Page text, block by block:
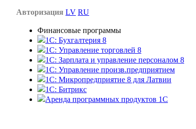
Авторизация LV RU
Финансовые программы
1С: Бухгалтерия 8
1C: Управление торговлей 8
1C: Зарплата и управление персоналом 8
1C: Управление произв.предприятием
1С: Микропредприятие 8 для Латвии
1C: Битрикс
Аренда программных продуктов 1С